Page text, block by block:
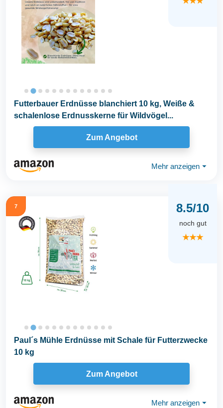
Futterbauer Erdnüsse blanchiert 10 kg, Weiße &
schalenlose Erdnusskerne für Wildvögel...
Zum Angebot
Mehr anzeigen ⏷
7 8.5/10
noch gut
★★★
Paul´s Mühle Erdnüsse mit Schale für Futterzwecke
10 kg
Zum Angebot
Mehr anzeigen ⏷